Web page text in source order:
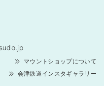
マウントショップについて
会津鉄道インスタギャラリー